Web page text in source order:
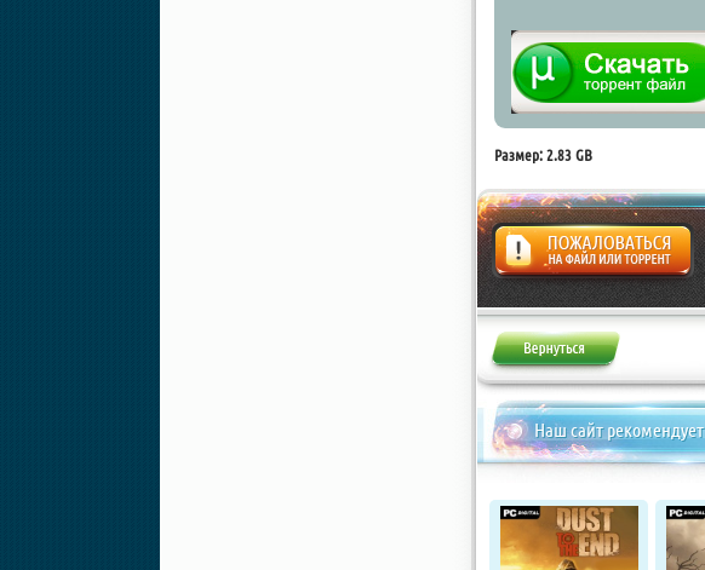
Размер: 2.83 GB
Жалоба
Наш сайт рекомендует